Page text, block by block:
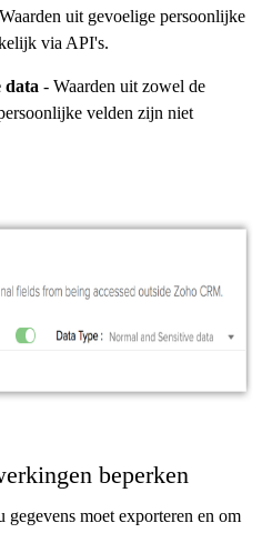
uit gevoelige persoonlijke
via API's.
data - Waarden uit zowel de
velden zijn niet
beperken
moet exporteren en om